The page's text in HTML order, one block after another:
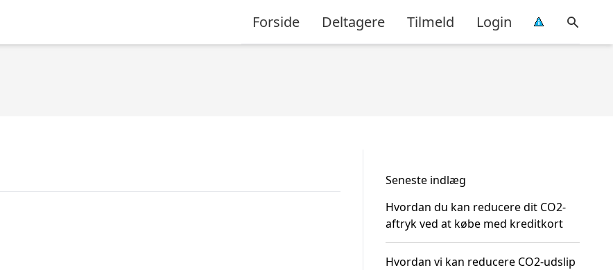
Forside Deltagere Tilmeld Login
Seneste indlæg
Hvordan du kan reducere dit CO2-
aftryk ved at købe med kreditkort
Hvordan vi kan reducere CO2-udslip